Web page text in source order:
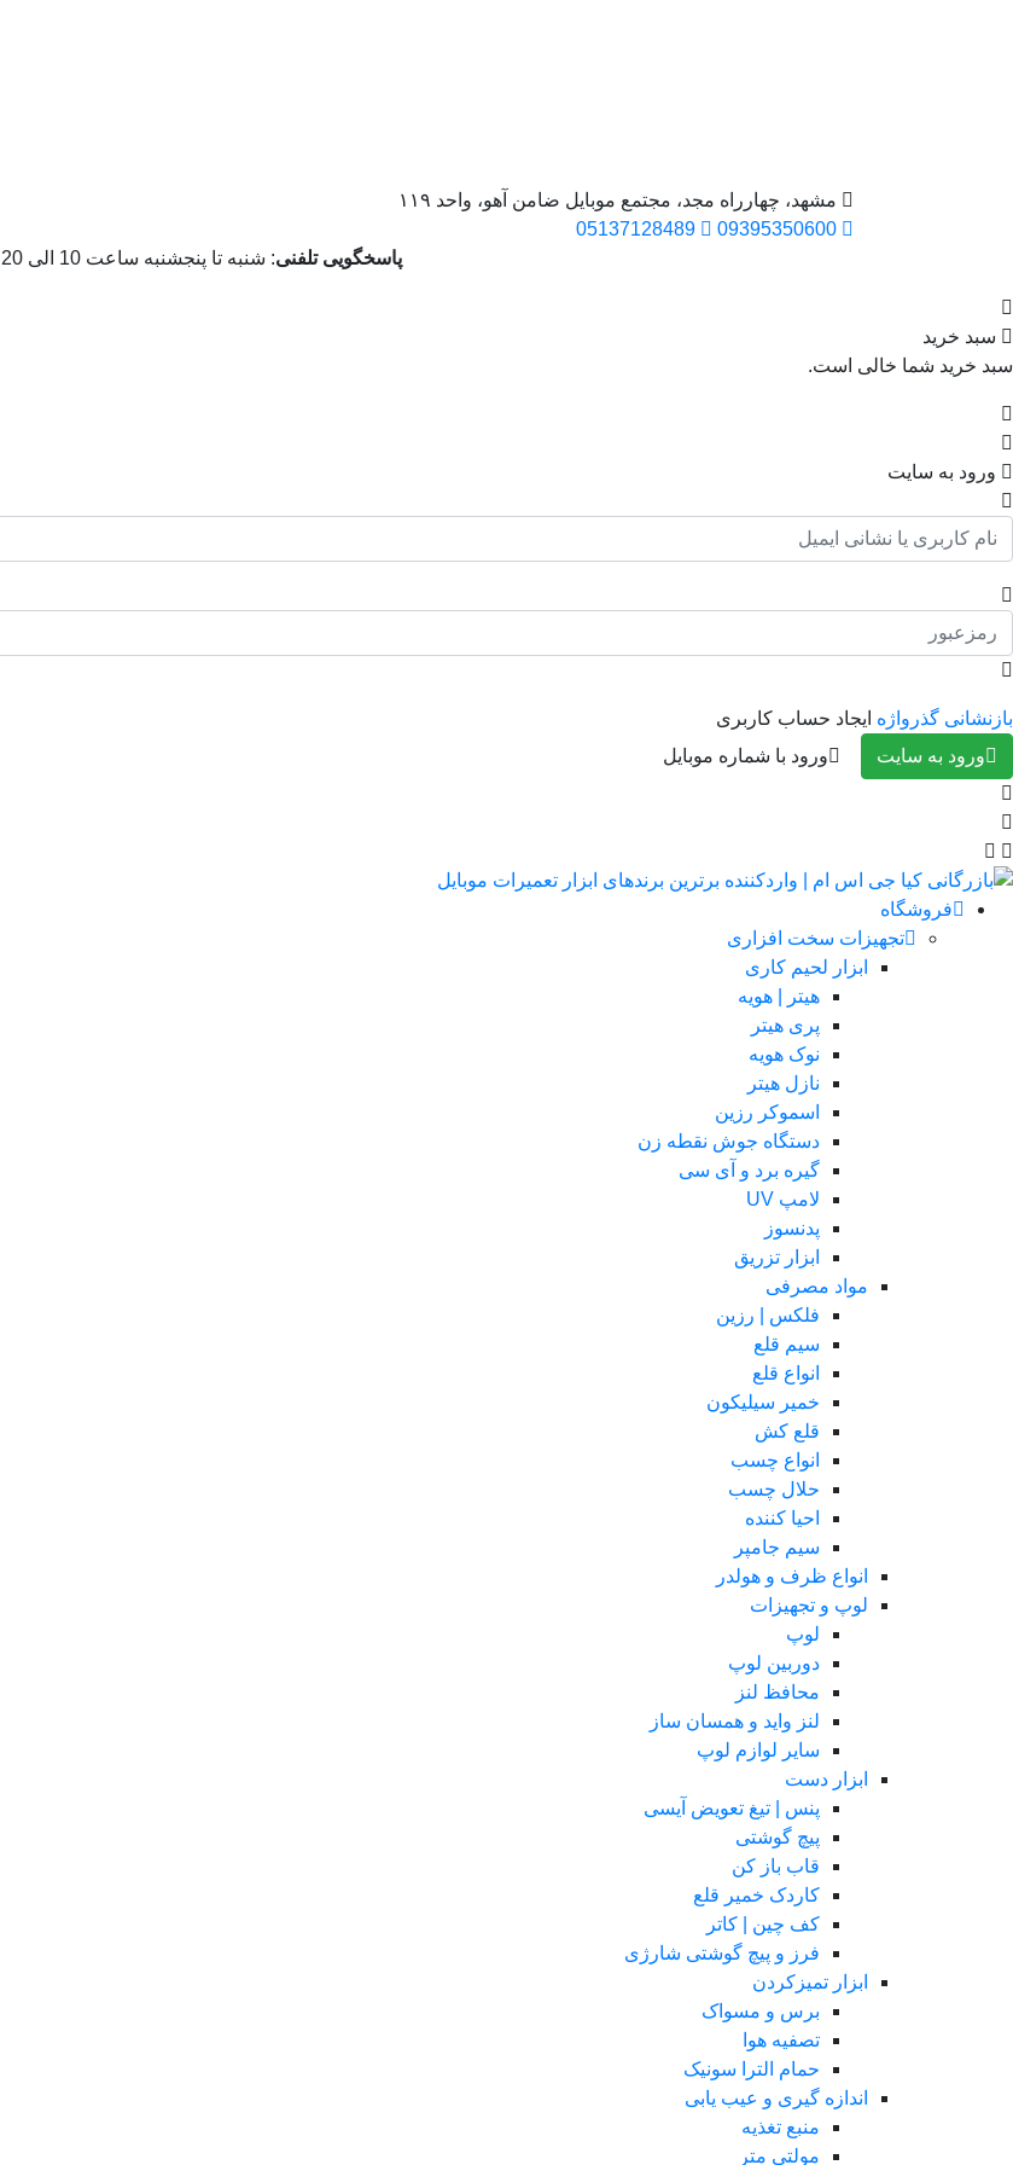
مشهد، چهارراه مجد، مجتمع موبایل ضامن آهو، واحد ۱۱۹
09395350600
05137128489
پاسخگویی تلفنی: شنبه تا پنجشنبه ساعت 10 الی 20
سبد خرید
سبد خرید شما خالی است.
ورود به سایت
بازنشانی گذرواژه ایجاد حساب کاربری
ورود به سایت
ورود با شماره موبایل
فروشگاه
تجهیزات سخت افزاری
ابزار لحیم کاری
هیتر | هویه
پری هیتر
نوک هویه
نازل هیتر
اسموکر رزین
دستگاه جوش نقطه زن
گیره برد و آی سی
لامپ UV
پدنسوز
ابزار تزریق
مواد مصرفی
فلکس | رزین
سیم قلع
انواع قلع
خمیر سیلیکون
قلع کش
انواع چسب
حلال چسب
احیا کننده
سیم جامپر
انواع ظرف و هولدر
لوپ و تجهیزات
لوپ
دوربین لوپ
محافظ لنز
لنز واید و همسان ساز
سایر لوازم لوپ
ابزار دست
پنس | تیغ تعویض آیسی
پیچ گوشتی
قاب باز کن
کاردک خمیر قلع
کف چین | کاتر
فرز و پیچ گوشتی شارژی
ابزار تمیزکردن
برس و مسواک
تصفیه هوا
حمام الترا سونیک
اندازه گیری و عیب یابی
منبع تغذیه
مولتی متر